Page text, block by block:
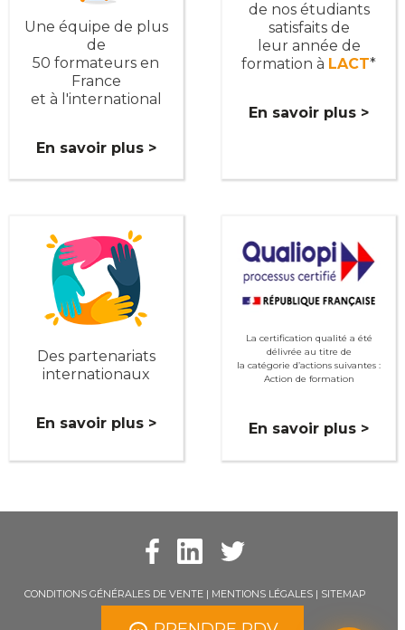
Une équipe de plus
de
50 formateurs en
France
et à l'international
En savoir plus >
de nos étudiants
satisfaits de
leur année de
formation à LACT*
En savoir plus >
Des partenariats
internationaux
En savoir plus >
La certification qualité a été
délivrée au titre de
la catégorie d’actions suivantes :
Action de formation
En savoir plus >
CONDITIONS GÉNÉRALES DE VENTE | MENTIONS LÉGALES | SITEMAP